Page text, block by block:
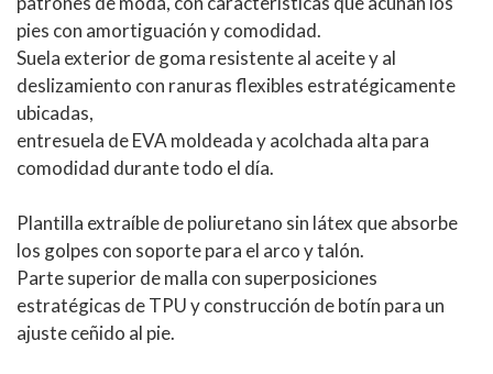
pies con amortiguación y comodidad.
Suela exterior de goma resistente al aceite y al
deslizamiento con ranuras flexibles estratégicamente
ubicadas,
entresuela de EVA moldeada y acolchada alta para
comodidad durante todo el día.
Plantilla extraíble de poliuretano sin látex que absorbe
los golpes con soporte para el arco y talón.
Parte superior de malla con superposiciones
estratégicas de TPU y construcción de botín para un
ajuste ceñido al pie.